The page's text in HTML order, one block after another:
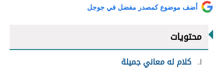
أضف موضوع كمصدر مفضل في جوجل
محتويات
١ كلام له معاني جميلة